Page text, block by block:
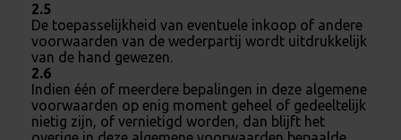
2.5
De toepasselijkheid van eventuele inkoop of andere
voorwaarden van de wederpartij wordt uitdrukkelijk
van de hand gewezen.
2.6
Indien één of meerdere bepalingen in deze algemene
voorwaarden op enig moment geheel of gedeeltelijk
nietig zijn, of vernietigd worden, dan blijft het